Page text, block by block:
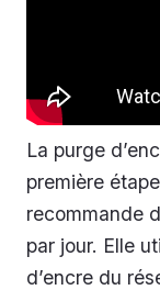
La purge
première
recommande
par jour. Elle
d’encre du